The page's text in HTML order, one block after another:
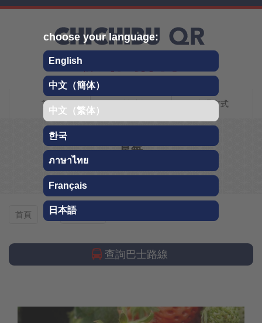
choose your language:
English
中文（簡体）
中文（繁体）
한국
ภาษาไทย
Français
日本語
Skip
Chichibu QR旅行指南
首頁 交通方式
草莓
首頁 採摘水果
查詢巴士路線